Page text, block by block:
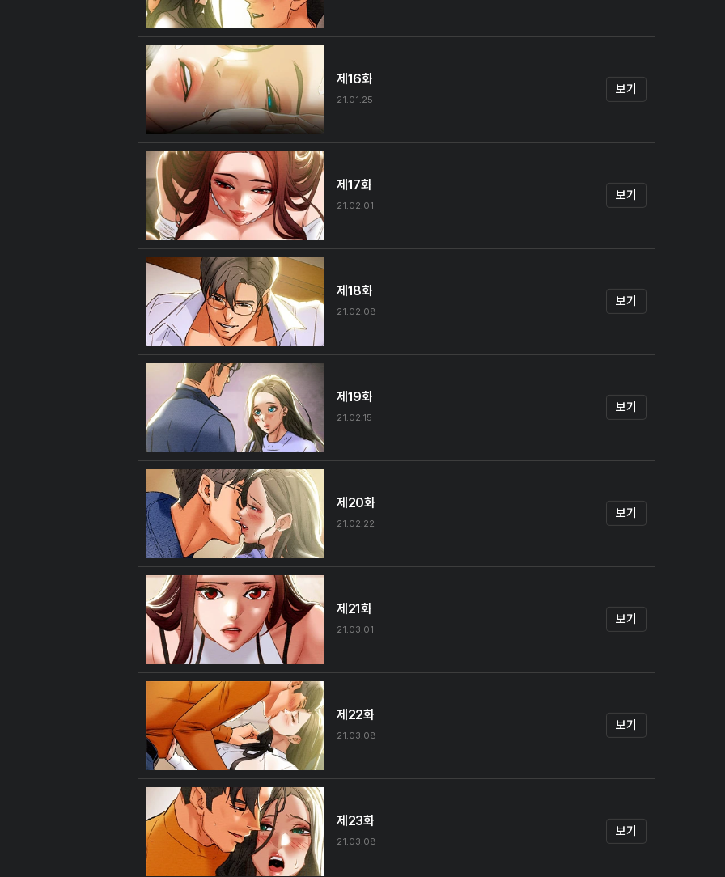
제16화
21.01.25
보기
제17화
21.02.01
보기
제18화
21.02.08
보기
제19화
21.02.15
보기
제20화
21.02.22
보기
제21화
21.03.01
보기
제22화
21.03.08
보기
제23화
21.03.08
보기